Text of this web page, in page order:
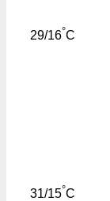
29/16°C
31/15°C